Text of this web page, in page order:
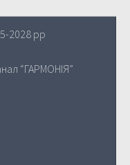
2028 рр
“ГАРМОНІЯ”